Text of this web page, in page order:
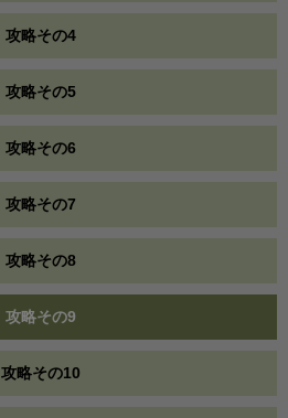
攻略その4
攻略その5
攻略その6
攻略その7
攻略その8
攻略その9
攻略その10